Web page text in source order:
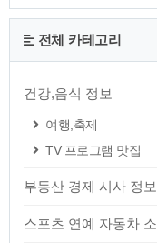
전체 카테고리
건강,음식 정보
여행,축제
TV 프로그램 맛집
부동산 경제 시사 정보
스포츠 연예 자동차